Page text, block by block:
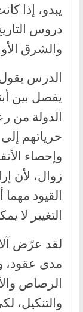
يبدو، إذا
دروس
والشرق
الدرس
يفصل بين
الدولة من
حرياتهم
وإحصاء
زوال، لأن
القيود
التغيير لا
لقد عرّض
مدى عقود،
الرصاص
والتنكيل،